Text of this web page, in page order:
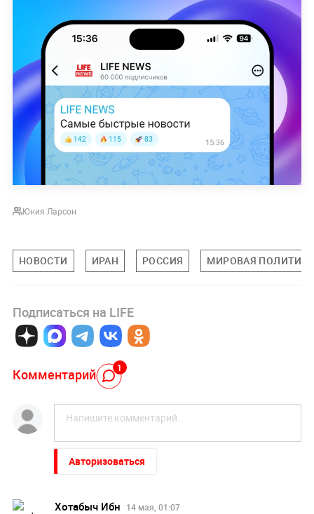
Юния Ларсон
НОВОСТИ ИРАН РОССИЯ МИРОВАЯ
Подписаться на LIFE
Комментарий 1
Авторизоваться
Хотабыч Ибн 14 мая, 01:07